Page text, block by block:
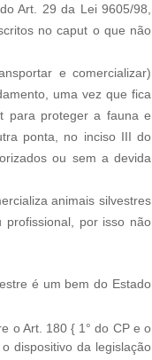
Art. 29 da Lei 9605/98,
no caput o que não
e comercializar)
uma vez que fica
para proteger a fauna e
ponta, no inciso III do
ou sem a devida
animais silvestres
por isso não
é um bem do Estado
Art. 180 { 1° do CP e o
dispositivo da legislação